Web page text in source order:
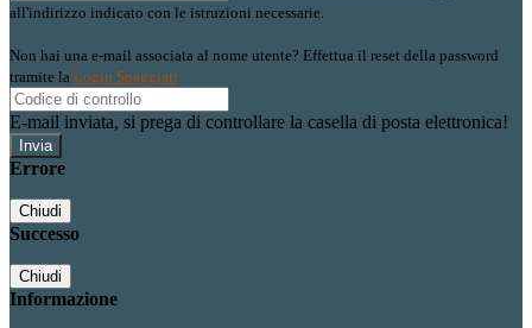
all'indirizzo indicato con le istruzioni necessarie.
Non hai una e-mail associata al nome utente? Effettua il reset della password
tramite la Login Spaggiari
E-mail inviata, si prega di controllare la casella di posta elettronica!
Errore
Chiudi
Successo
Chiudi
Informazione